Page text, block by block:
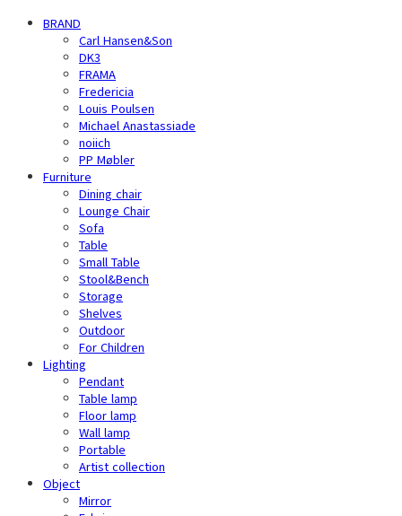
BRAND
Carl Hansen&Son
DK3
FRAMA
Fredericia
Louis Poulsen
Michael Anastassiade
noiich
PP Møbler
Furniture
Dining chair
Lounge Chair
Sofa
Table
Small Table
Stool&Bench
Storage
Shelves
Outdoor
For Children
Lighting
Pendant
Table lamp
Floor lamp
Wall lamp
Portable
Artist collection
Object
Mirror